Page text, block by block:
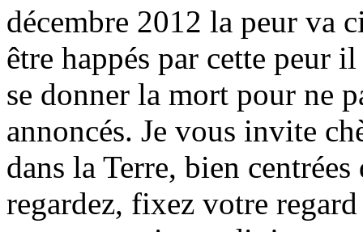
décembre 2012 la peur va
être happés par cette peur
se donner la mort pour ne
annoncés. Je vous invite
dans la Terre, bien
regardez, fixez votre